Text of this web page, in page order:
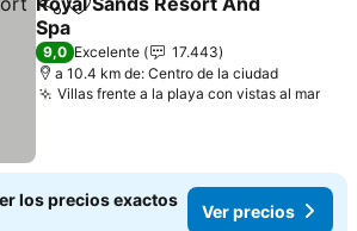
CompartirAgregar a favoritos
Spa
9,0 Excelente
17.443
a 10.4 km de: Centro de la ciudad
Villas frente a la playa con vistas al mar
los precios exactos
Ver precios